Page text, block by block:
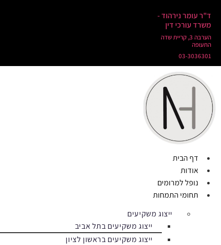
ד"ר עומר נירהוד -
משרד עורכי דין
הערבה 3, קריית שדה
התעופה
03-3036301
דף הבית
אודות
נופל למרומים
תחומי התמחות
ייצוג משקיעים
ייצוג משקיעים בתל אביב
ייצוג משקיעים בראשון לציון